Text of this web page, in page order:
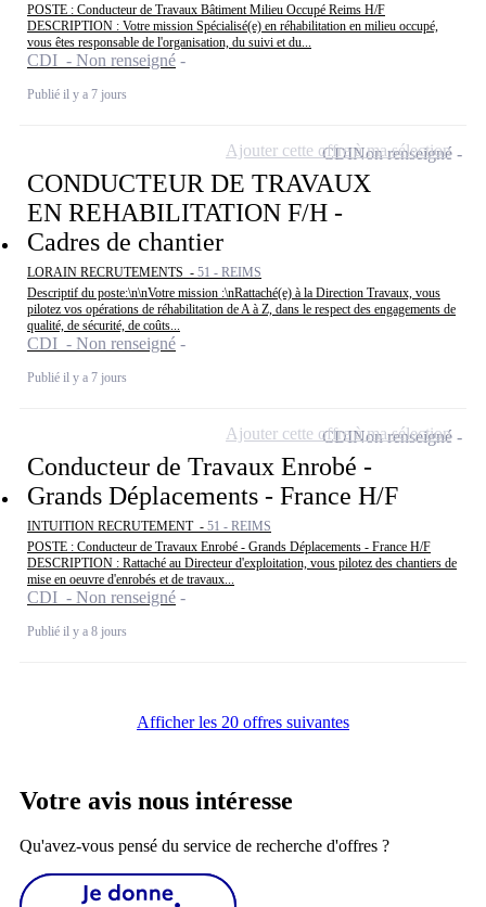
POSTE : Conducteur de Travaux Bâtiment Milieu Occupé Reims H/F
DESCRIPTION : Votre mission Spécialisé(e) en réhabilitation en milieu occupé,
vous êtes responsable de l'organisation, du suivi et du...
CDI - Non renseigné
Publié il y a 7 jours
CONDUCTEUR DE TRAVAUX
EN REHABILITATION F/H -
Cadres de chantier
LORAIN RECRUTEMENTS - 51 - REIMS
Descriptif du poste:\n\nVotre mission :\nRattaché(e) à la Direction Travaux, vous
pilotez vos opérations de réhabilitation de A à Z, dans le respect des engagements de
qualité, de sécurité, de coûts...
CDI - Non renseigné
Publié il y a 7 jours
CDINon renseigné
Ajouter cette offre à ma sélection
Conducteur de Travaux Enrobé -
Grands Déplacements - France H/F
INTUITION RECRUTEMENT - 51 - REIMS
POSTE : Conducteur de Travaux Enrobé - Grands Déplacements - France H/F
DESCRIPTION : Rattaché au Directeur d'exploitation, vous pilotez des chantiers de
mise en oeuvre d'enrobés et de travaux...
CDI - Non renseigné
Publié il y a 8 jours
CDINon renseigné
Ajouter cette offre à ma sélection
Afficher les 20 offres suivantes
Votre avis nous intéresse
Qu'avez-vous pensé du service de recherche d'offres ?